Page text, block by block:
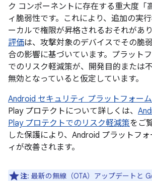
ク コンポーネントに存在する重大度「
ィ脆弱性です。これにより、追加の実
ーカルで権限が昇格されるおそれがあり
評価は、攻撃対象のデバイスでその脆
合の影響に基づいています。プラット
でのリスク軽減策が、開発目的または
無効となっていると仮定しています。
Android セキュリティ プラットフォー
Play プロテクトについて詳しくは、
Play プロテクトでのリスク軽減策をご
した保護により、Android プラットフ
ィが改善されます。
注: 最新の無線（OTA）アップデートと